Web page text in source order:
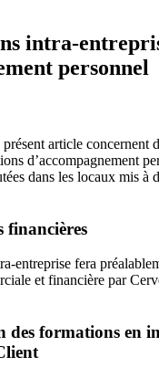
intra-
personnel
article concernent
d’accompagnement
dans les locaux mis à
financières
entreprise fera
et financière par
des formations en